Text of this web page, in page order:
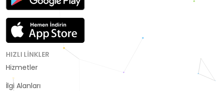
HIZLI LINKLER
Hizmetler
Kategoriler
İlgi Alanları